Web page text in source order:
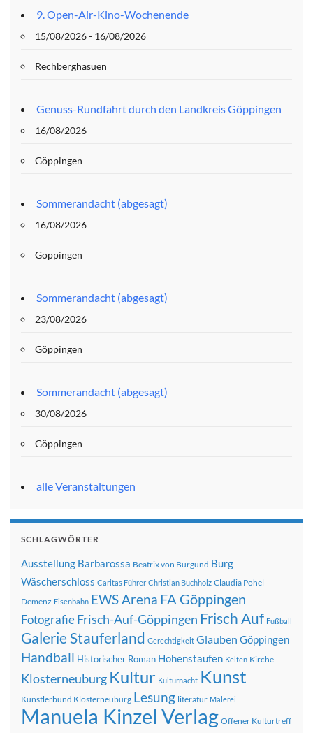
9. Open-Air-Kino-Wochenende
15/08/2026 - 16/08/2026
Rechberghasuen
Genuss-Rundfahrt durch den Landkreis Göppingen
16/08/2026
Göppingen
Sommerandacht (abgesagt)
16/08/2026
Göppingen
Sommerandacht (abgesagt)
23/08/2026
Göppingen
Sommerandacht (abgesagt)
30/08/2026
Göppingen
alle Veranstaltungen
SCHLAGWÖRTER
Ausstellung Barbarossa Beatrix von Burgund Burg
Wäscherschloss Caritas Führer Christian Buchholz Claudia Pohel
Demenz Eisenbahn EWS Arena FA Göppingen
FotografieFrisch-Auf-Göppingen Frisch Auf Fußball
Galerie Stauferland Gerechtigkeit Glauben Göppingen
Handball Historischer Roman Hohenstaufen Kelten Kirche
Klosterneuburg Kultur Kulturnacht Kunst
Künstlerbund Klosterneuburg Lesung literatur Malerei
Manuela Kinzel Verlag Offener Kulturtreff